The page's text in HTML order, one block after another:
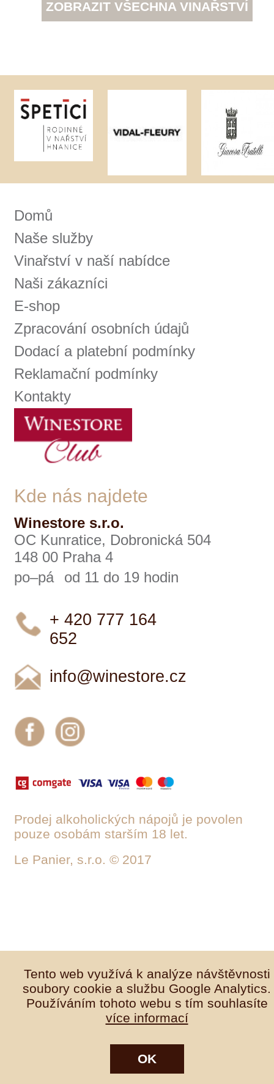
Tento web využívá k analýze návštěvnosti